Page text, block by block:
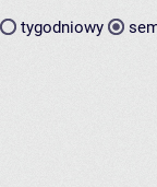
tygodniowy